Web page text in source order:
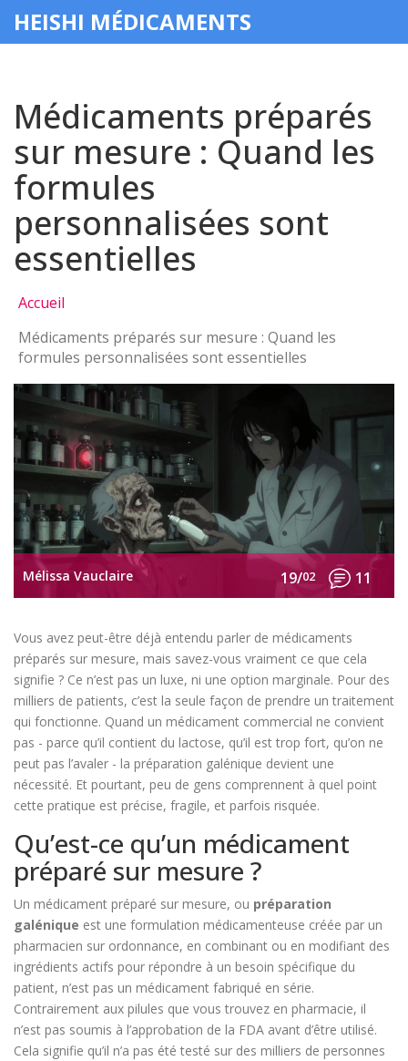
HEISHI MÉDICAMENTS
Médicaments préparés
sur mesure : Quand les
formules
personnalisées sont
essentielles
Accueil
Médicaments préparés sur mesure : Quand les
formules personnalisées sont essentielles
Mélissa Vauclaire 19/02 11
Vous avez peut-être déjà entendu parler de médicaments
préparés sur mesure, mais savez-vous vraiment ce que cela
signifie ? Ce n’est pas un luxe, ni une option marginale. Pour des
milliers de patients, c’est la seule façon de prendre un traitement
qui fonctionne. Quand un médicament commercial ne convient
pas - parce qu’il contient du lactose, qu’il est trop fort, qu’on ne
peut pas l’avaler - la préparation galénique devient une
nécessité. Et pourtant, peu de gens comprennent à quel point
cette pratique est précise, fragile, et parfois risquée.
Qu’est-ce qu’un médicament
préparé sur mesure ?
Un médicament préparé sur mesure, ou préparation
galénique est une formulation médicamenteuse créée par un
pharmacien sur ordonnance, en combinant ou en modifiant des
ingrédients actifs pour répondre à un besoin spécifique du
patient, n’est pas un médicament fabriqué en série.
Contrairement aux pilules que vous trouvez en pharmacie, il
n’est pas soumis à l’approbation de la FDA avant d’être utilisé.
Cela signifie qu’il n’a pas été testé sur des milliers de personnes